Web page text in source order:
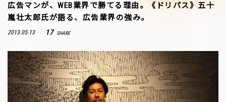
広告マンが、WEB業界で勝てる理由。《ドリパス》五十
嵐壮太郎氏が語る、広告業界の強み。
2013.05.13 17 SHARE